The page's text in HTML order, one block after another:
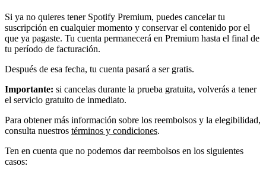
Si ya no quieres tener Spotify Premium, puedes cancelar tu
suscripción en cualquier momento y conservar el contenido por el
que ya pagaste. Tu cuenta permanecerá en Premium hasta el final de
tu período de facturación.
Después de esa fecha, tu cuenta pasará a ser gratis.
Importante: si cancelas durante la prueba gratuita, volverás a tener
el servicio gratuito de inmediato.
Para obtener más información sobre los reembolsos y la elegibilidad,
consulta nuestros términos y condiciones.
Ten en cuenta que no podemos dar reembolsos en los siguientes
casos: